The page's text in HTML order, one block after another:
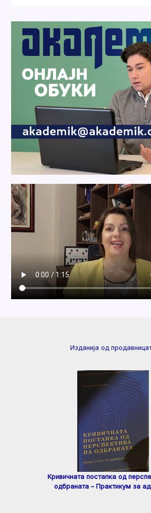
Изданија од
Кривичната постапка од
одбраната – Практикум за